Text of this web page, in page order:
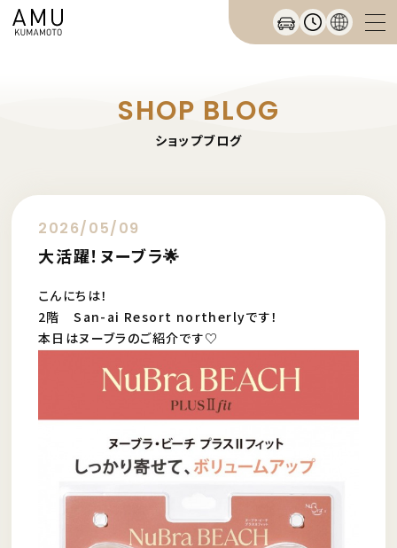
SHOP BLOG
ショップブログ
2026/05/09
大活躍！ヌーブラ🌟
こんにちは！
2階 San-ai Resort northerlyです！
本日はヌーブラのご紹介です♡